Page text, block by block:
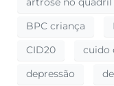
BPC criança
CID20
cuido
depressão